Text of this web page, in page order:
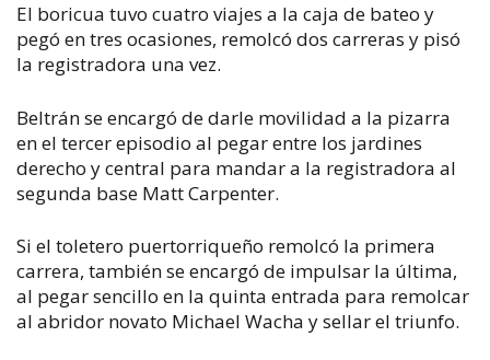
El boricua tuvo cuatro viajes a la caja de bateo y
pegó en tres ocasiones, remolcó dos carreras y pisó
la registradora una vez.
Beltrán se encargó de darle movilidad a la pizarra
en el tercer episodio al pegar entre los jardines
derecho y central para mandar a la registradora al
segunda base Matt Carpenter.
Si el toletero puertorriqueño remolcó la primera
carrera, también se encargó de impulsar la última,
al pegar sencillo en la quinta entrada para remolcar
al abridor novato Michael Wacha y sellar el triunfo.